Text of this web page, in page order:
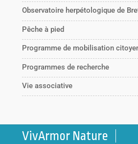
Observatoire herpétologique de
Pêche à pied
Programme de mobilisation
Programmes de recherche
Vie associative
VivArmor Nature